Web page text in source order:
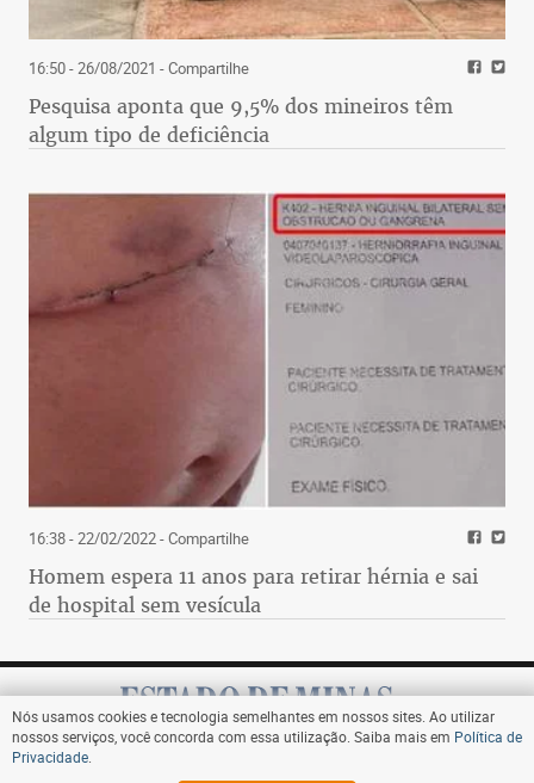
16:50 - 26/08/2021 - Compartilhe
Pesquisa aponta que 9,5% dos mineiros têm
algum tipo de deficiência
16:38 - 22/02/2022- Compartilhe
Homem espera 11 anos para retirar hérnia e sai
de hospital sem vesícula
Nós usamos cookies e tecnologia semelhantes em nossos sites. Ao utilizar
nossos serviços, você concorda com essa utilização. Saiba mais em Política de
Privacidade